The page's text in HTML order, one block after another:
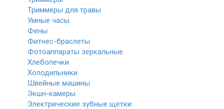
Триммеры для травы
Умные часы
Фены
Фитнес-браслеты
Фотоаппараты зеркальные
Хлебопечки
Холодильники
Швейные машины
Экшн-камеры
Электрические зубные щетки